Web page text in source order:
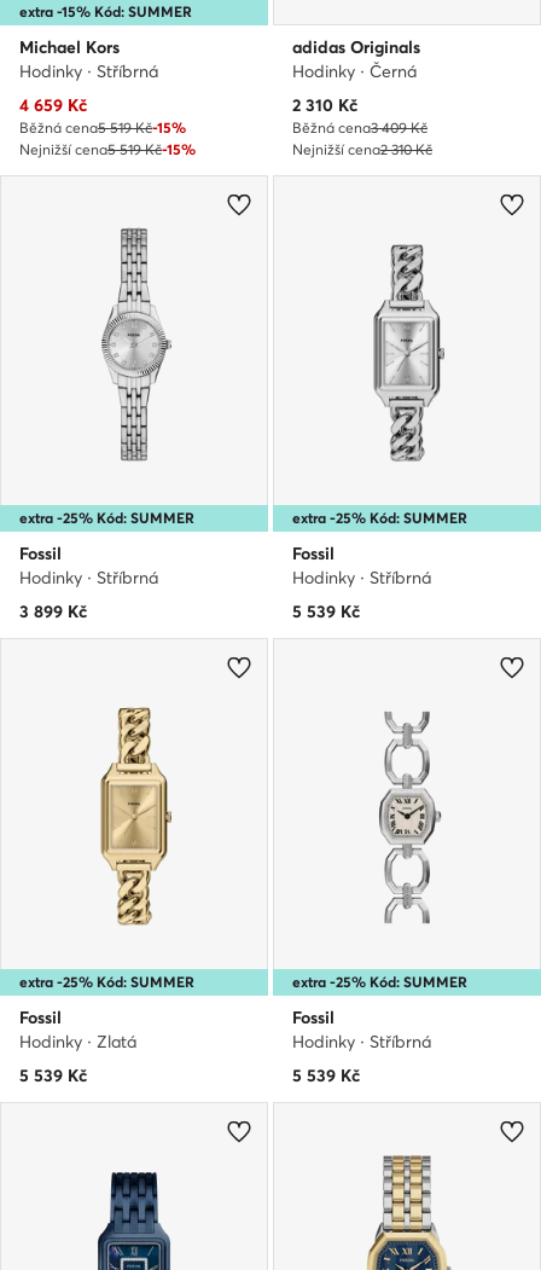
extra -15% Kód: SUMMER
Michael Kors
Hodinky · Stříbrná
Aktuální cena
4 659 Kč
Běžná cena5 519 Kč-15%
Nejnižší cena5 519 Kč-15%
adidas Originals
Hodinky · Černá
Aktuální cena
2 310 Kč
Běžná cena3 409 Kč
Nejnižší cena2 310 Kč
extra -25% Kód: SUMMER
Fossil
Hodinky · Stříbrná
3 899 Kč
extra -25% Kód: SUMMER
Fossil
Hodinky · Stříbrná
5 539 Kč
extra -25% Kód: SUMMER
Fossil
Hodinky · Zlatá
5 539 Kč
extra -25% Kód: SUMMER
Fossil
Hodinky · Stříbrná
5 539 Kč